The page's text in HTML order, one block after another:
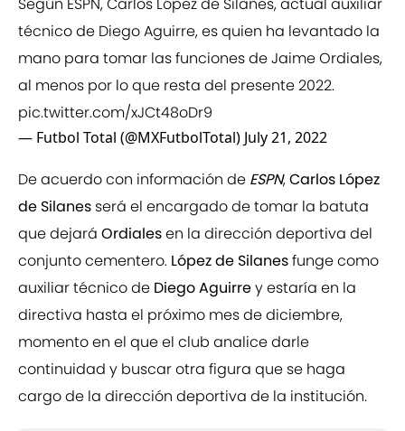
técnico de Diego Aguirre, es quien ha levantado la
mano para tomar las funciones de Jaime Ordiales,
al menos por lo que resta del presente 2022.
pic.twitter.com/xJCt48oDr9
— Futbol Total (@MXFutbolTotal) July 21, 2022
De acuerdo con información de ESPN,Carlos López
de Silanes será el encargado de tomar la batuta
que dejará Ordialesen la dirección deportiva del
conjunto cementero. López de Silanesfunge como
auxiliar técnico de Diego Aguirrey estaría en la
directiva hasta el próximo mes de diciembre,
momento en el que el club analice darle
continuidad y buscar otra figura que se haga
cargo de la dirección deportiva de la institución.